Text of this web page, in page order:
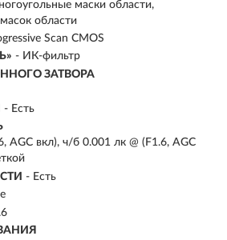
маски области,
области
Scan CMOS
- ИК-фильтр
ЗАТВОРА
- Есть
AGC вкл), ч/б 0.001 лк @ (F1.6, AGC
- Есть